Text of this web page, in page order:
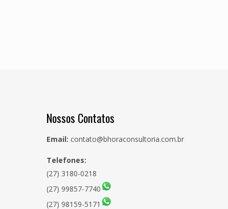
Nossos Contatos
Email: contato@bhoraconsultoria.com.br
Telefones:
(27) 3180-0218
(27) 99857-7740
(27) 98159-5171